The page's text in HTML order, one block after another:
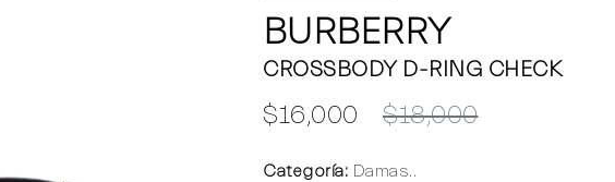
BURBERRY
CROSSBODY D-RING CHECK
$16,000 $18,000
Categoría: Damas..